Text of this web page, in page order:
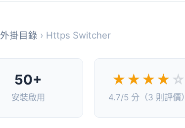
外掛目錄 › Https Switcher
50+
安裝啟用
★★★★ ☆
4.7/5 分（3 則評價）